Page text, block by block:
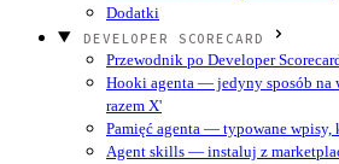
Dodatki
DEVELOPER SCORECARD
Przewodnik po Developer
Hooki agenta — jedyny sposób na
razem X'
Pamięć agenta — typowane wpisy,
Agent skills — instaluj z